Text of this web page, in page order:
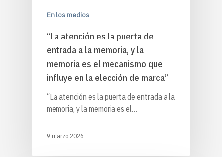
En los medios
“La atención es la puerta de
entrada a la memoria, y la
memoria es el mecanismo que
influye en la elección de marca”
“La atención es la puerta de entrada a la
memoria, y la memoria es el…
9 marzo 2026